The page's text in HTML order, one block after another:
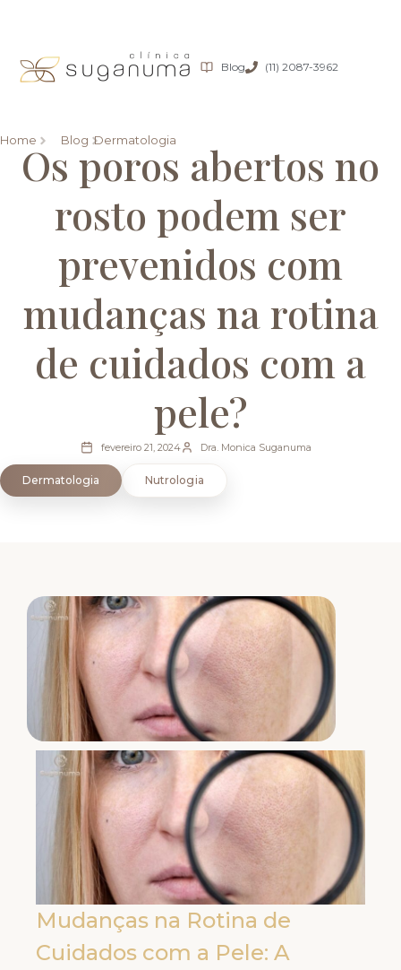
Blog (11) 2087-3962
Home Blog Dermatologia
Os poros abertos no
rosto podem ser
prevenidos com
mudanças na rotina
de cuidados com a
pele?
fevereiro 21, 2024 Dra. Monica Suganuma
Dermatologia Nutrologia
Mudanças na Rotina de
Cuidados com a Pele: A